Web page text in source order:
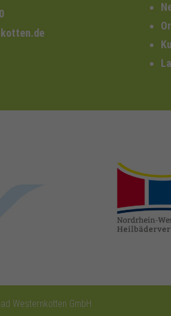
Westernkotten GmbH